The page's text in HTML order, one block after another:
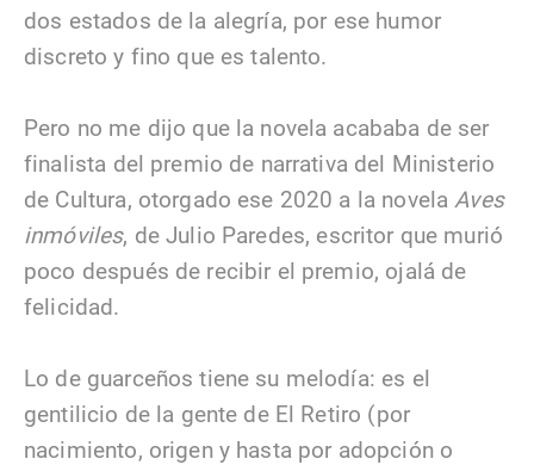
dos estados de la alegría, por ese humor
discreto y fino que es talento.
Pero no me dijo que la novela acababa de ser
finalista del premio de narrativa del Ministerio
de Cultura, otorgado ese 2020 a la novela Aves
inmóviles, de Julio Paredes, escritor que murió
poco después de recibir el premio, ojalá de
felicidad.
Lo de guarceños tiene su melodía: es el
gentilicio de la gente de El Retiro (por
nacimiento, origen y hasta por adopción o